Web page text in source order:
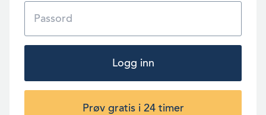
Logg inn
Prøv gratis i 24 timer